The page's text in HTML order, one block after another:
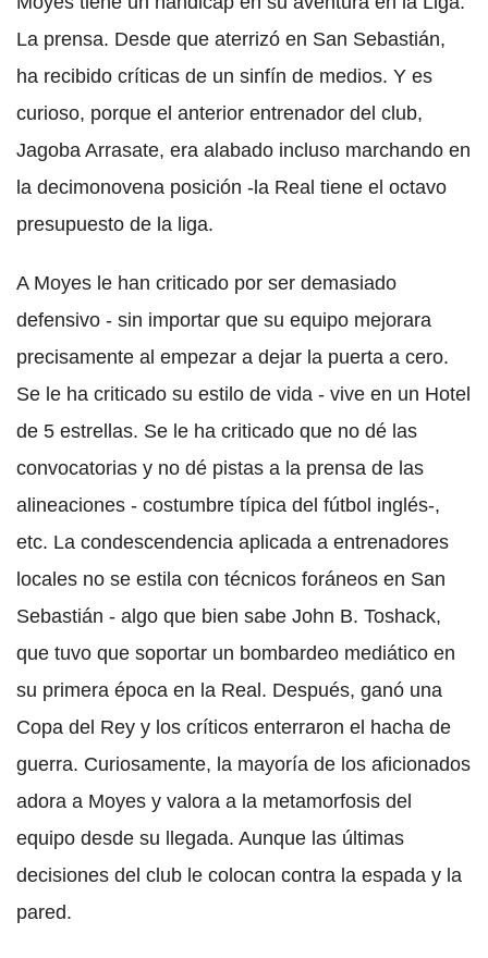
La prensa. Desde que aterrizó en San Sebastián,
ha recibido críticas de un sinfín de medios. Y es
curioso, porque el anterior entrenador del club,
Jagoba Arrasate, era alabado incluso marchando en
la decimonovena posición -la Real tiene el octavo
presupuesto de la liga.
A Moyes le han criticado por ser demasiado
defensivo - sin importar que su equipo mejorara
precisamente al empezar a dejar la puerta a cero.
Se le ha criticado su estilo de vida - vive en un Hotel
de 5 estrellas. Se le ha criticado que no dé las
convocatorias y no dé pistas a la prensa de las
alineaciones - costumbre típica del fútbol inglés-,
etc. La condescendencia aplicada a entrenadores
locales no se estila con técnicos foráneos en San
Sebastián - algo que bien sabe John B. Toshack,
que tuvo que soportar un bombardeo mediático en
su primera época en la Real. Después, ganó una
Copa del Rey y los críticos enterraron el hacha de
guerra. Curiosamente, la mayoría de los aficionados
adora a Moyes y valora a la metamorfosis del
equipo desde su llegada. Aunque las últimas
decisiones del club le colocan contra la espada y la
pared.